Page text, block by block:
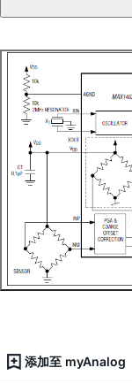
添加至 myAnalog